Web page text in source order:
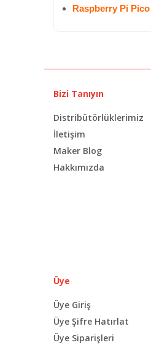
Raspberry Pi Pico
Bizi Tanıyın
Distribütörlüklerimiz
İletişim
Maker Blog
Hakkımızda
Üye
Üye Giriş
Üye Şifre Hatırlat
Üye Siparişleri